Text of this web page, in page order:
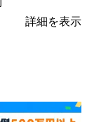
詳細を表示